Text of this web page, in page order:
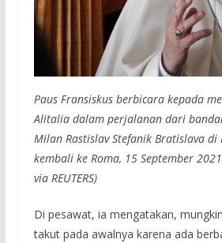
Paus Fransiskus berbicara kepada
Alitalia dalam perjalanan dari
Milan Rastislav Stefanik Bratislava di
kembali ke Roma, 15 September
via REUTERS)
Di pesawat, ia mengatakan,
takut pada awalnya karena ada